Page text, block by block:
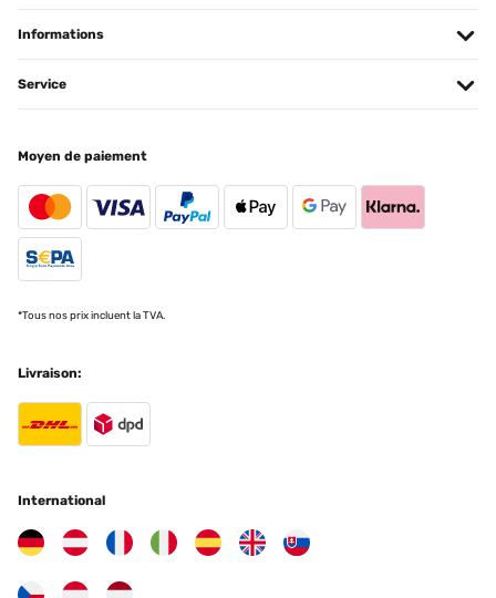
18/08/2023
montaje es relativamente sencillo
Usuario/a de amazon
Traduire
montaje es relativamente sencillo
Usuario/a de amazon
Traduire
Informations
Service
Moyen de paiement
*Tous nos prix incluent la TVA.
Livraison:
International